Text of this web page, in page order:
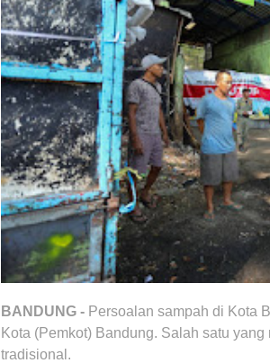
BANDUNG - Persoalan sampah di Kota
Kota (Pemkot) Bandung. Salah satu
tradisional.